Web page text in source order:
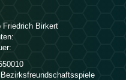
